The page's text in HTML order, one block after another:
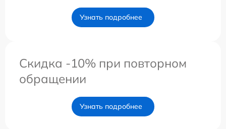
Узнать подробнее
Скидка -10% при повторном
обращении
Узнать подробнее